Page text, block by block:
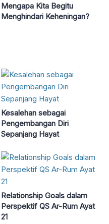
Mengapa Kita Begitu
Menghindari Keheningan?
Kesalehan sebagai
Pengembangan Diri
Sepanjang Hayat
Relationship Goals dalam
Perspektif QS Ar-Rum Ayat
21